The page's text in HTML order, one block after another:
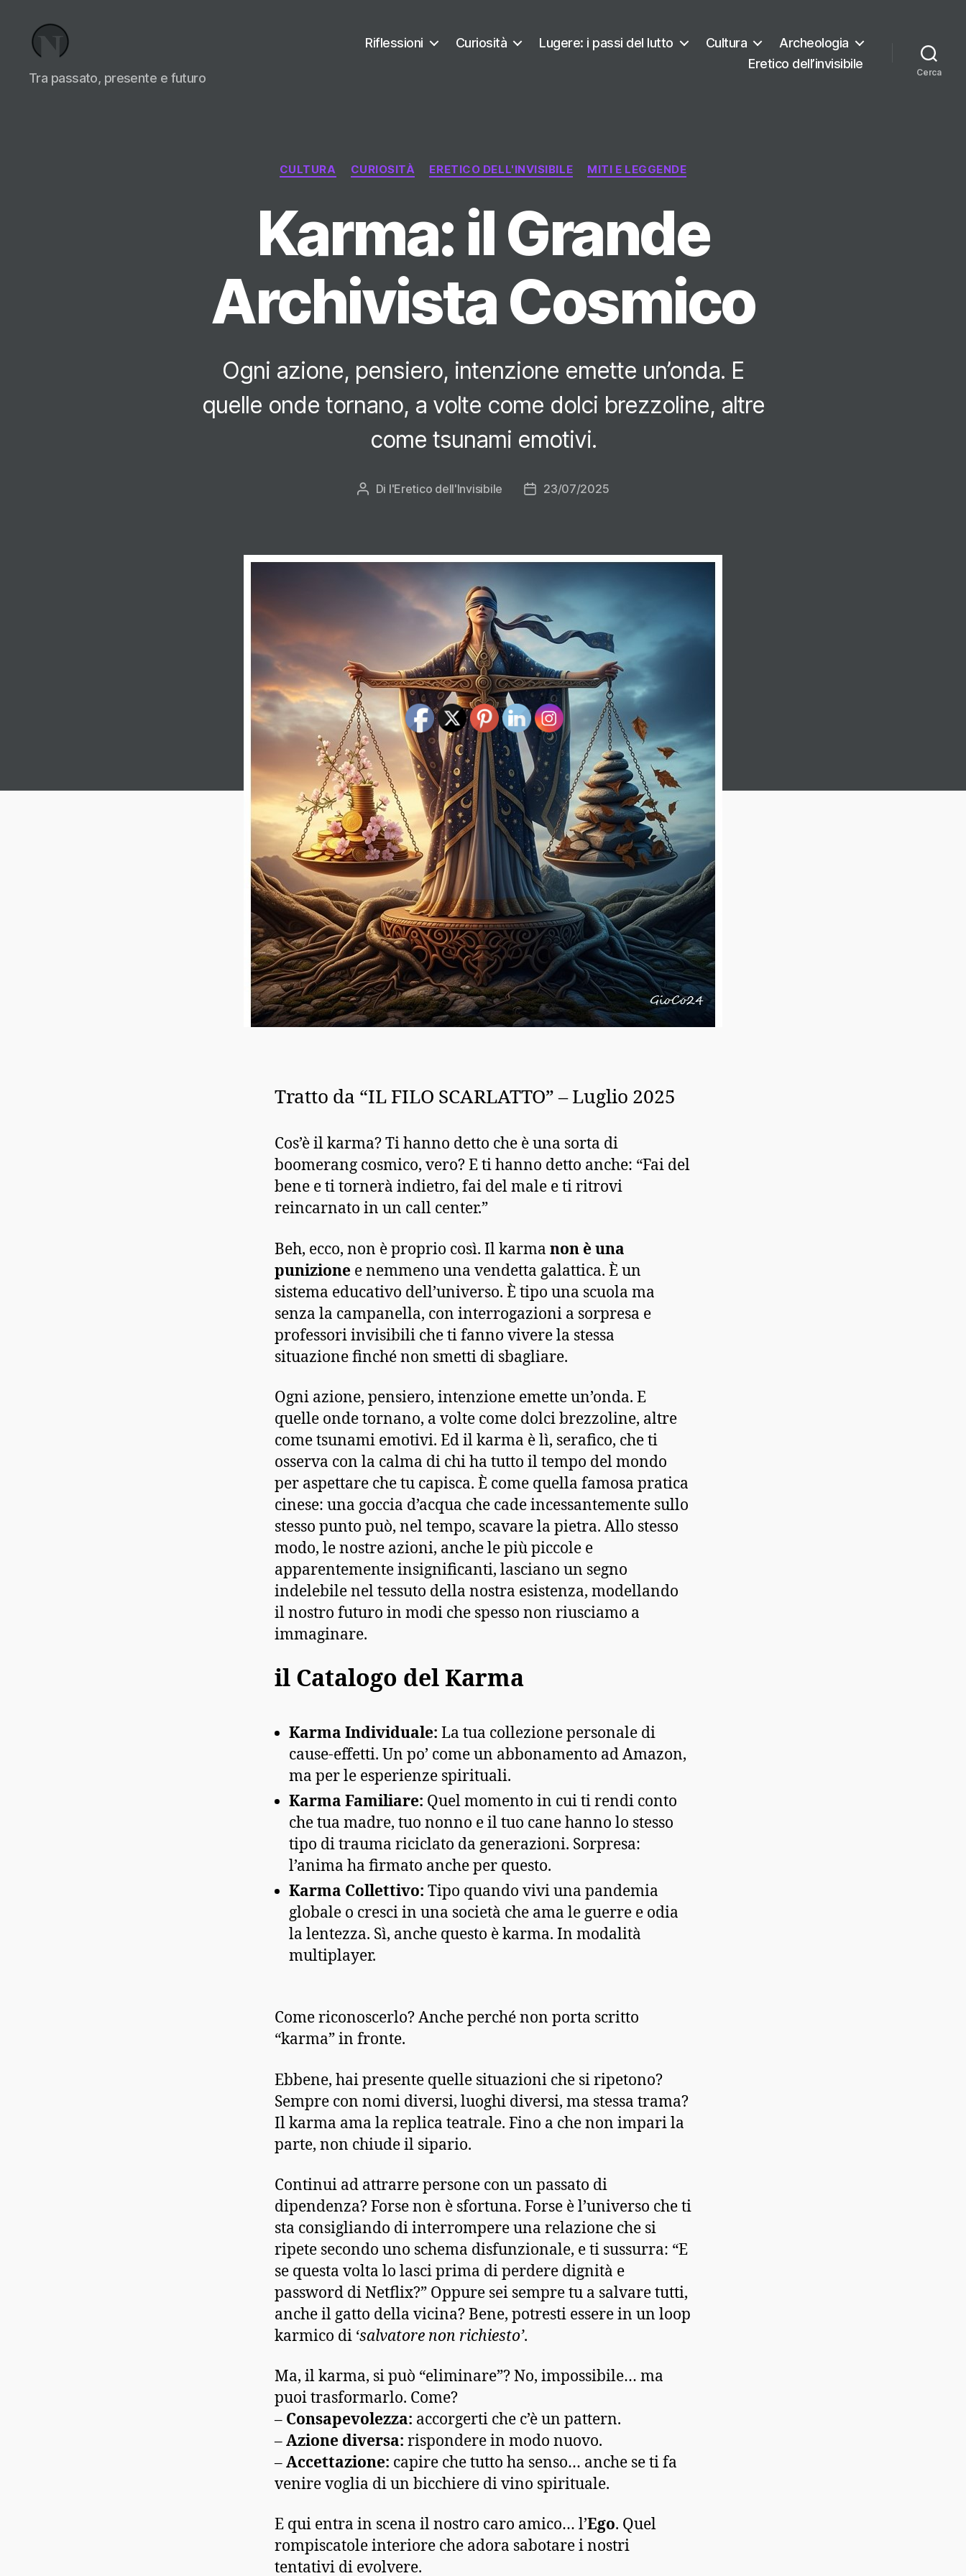
Necrologi
Italia,
Tra passato, presente e futuro
Riflessioni Curiosità Lugere: i passi del lutto Cultura
Archeologia
Eretico dell’invisibile
Cerca
Categorie
CULTURA CURIOSITÀ ERETICO DELL'INVISIBILE MITI E LEGGENDE
Karma: il Grande
Archivista Cosmico
Ogni azione, pensiero, intenzione emette un’onda. E
quelle onde tornano, a volte come dolci brezzoline, altre
come tsunami emotivi.
Autore
Di l'Eretico dell'Invisibile
Data23/07/2025
Tratto da “IL FILO SCARLATTO” – Luglio 2025
Cos’è il karma? Ti hanno detto che è una sorta di
boomerang cosmico, vero? E ti hanno detto anche: “Fai del
bene e ti tornerà indietro, fai del male e ti ritrovi
reincarnato in un call center.”
Beh, ecco, non è proprio così. Il karma non è una
punizione e nemmeno una vendetta galattica. È un
sistema educativo dell’universo. È tipo una scuola ma
senza la campanella, con interrogazioni a sorpresa e
professori invisibili che ti fanno vivere la stessa
situazione finché non smetti di sbagliare.
Ogni azione, pensiero, intenzione emette un’onda. E
quelle onde tornano, a volte come dolci brezzoline, altre
come tsunami emotivi. Ed il karma è lì, serafico, che ti
osserva con la calma di chi ha tutto il tempo del mondo
per aspettare che tu capisca. È come quella famosa pratica
cinese: una goccia d’acqua che cade incessantemente sullo
stesso punto può, nel tempo, scavare la pietra. Allo stesso
modo, le nostre azioni, anche le più piccole e
apparentemente insignificanti, lasciano un segno
indelebile nel tessuto della nostra esistenza, modellando
il nostro futuro in modi che spesso non riusciamo a
immaginare.
il Catalogo del Karma
Karma Individuale: La tua collezione personale di
cause-effetti. Un po’ come un abbonamento ad Amazon,
ma per le esperienze spirituali.
Karma Familiare: Quel momento in cui ti rendi conto
che tua madre, tuo nonno e il tuo cane hanno lo stesso
tipo di trauma riciclato da generazioni. Sorpresa:
l’anima ha firmato anche per questo.
Karma Collettivo: Tipo quando vivi una pandemia
globale o cresci in una società che ama le guerre e odia
la lentezza. Sì, anche questo è karma. In modalità
multiplayer.
Come riconoscerlo? Anche perché non porta scritto
“karma” in fronte.
Ebbene, hai presente quelle situazioni che si ripetono?
Sempre con nomi diversi, luoghi diversi, ma stessa trama?
Il karma ama la replica teatrale. Fino a che non impari la
parte, non chiude il sipario.
Continui ad attrarre persone con un passato di
dipendenza? Forse non è sfortuna. Forse è l’universo che ti
sta consigliando di interrompere una relazione che si
ripete secondo uno schema disfunzionale, e ti sussurra: “E
se questa volta lo lasci prima di perdere dignità e
password di Netflix?” Oppure sei sempre tu a salvare tutti,
anche il gatto della vicina? Bene, potresti essere in un loop
karmico di ‘salvatore non richiesto’.
Ma, il karma, si può “eliminare”? No, impossibile… ma
puoi trasformarlo. Come?
– Consapevolezza: accorgerti che c’è un pattern.
–Azione diversa: rispondere in modo nuovo.
–Accettazione: capire che tutto ha senso… anche se ti fa
venire voglia di un bicchiere di vino spirituale.
E qui entra in scena il nostro caro amico… l’Ego. Quel
rompiscatole interiore che adora sabotare i nostri
tentativi di evolvere.